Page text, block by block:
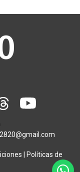
Políticas de